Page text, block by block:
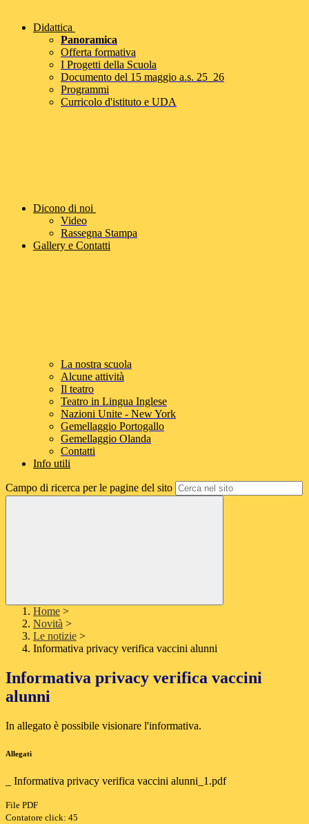
Didattica
Panoramica
Offerta formativa
I Progetti della Scuola
Documento del 15 maggio a.s. 25_26
Programmi
Curricolo d'istituto e UDA
Dicono di noi
Video
Rassegna Stampa
Gallery e Contatti
La nostra scuola
Alcune attività
Il teatro
Teatro in Lingua Inglese
Nazioni Unite - New York
Gemellaggio Portogallo
Gemellaggio Olanda
Contatti
Info utili
Campo di ricerca per le pagine del sito
Home >
Novità >
Le notizie >
Informativa privacy verifica vaccini alunni
Informativa privacy verifica vaccini
alunni
In allegato è possibile visionare l'informativa.
Allegati
_ Informativa privacy verifica vaccini alunni_1.pdf
File PDF
Contatore click: 45